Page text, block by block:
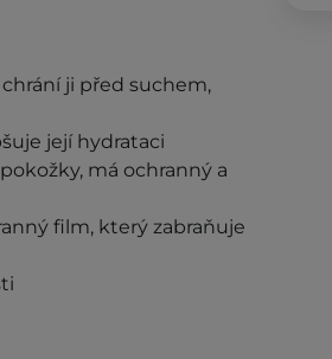
ji před suchem,
její hydrataci
má ochranný a
film, který zabraňuje